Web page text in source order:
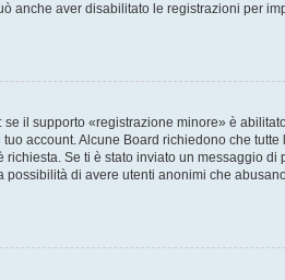
anche aver disabilitato le registrazioni per
il supporto «registrazione minore» è
account. Alcune Board richiedono che
Se ti è stato inviato un messaggio di
di avere utenti anonimi che